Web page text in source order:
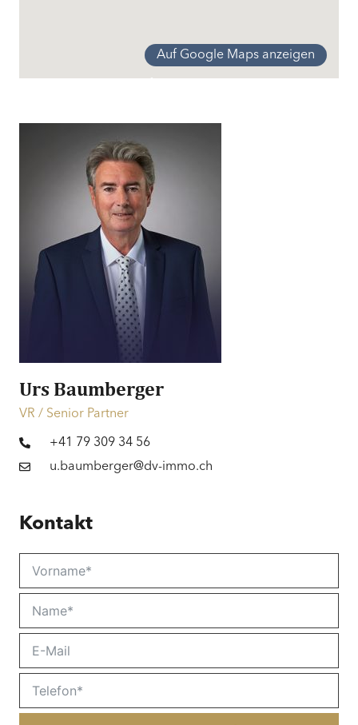
Auf Google Maps anzeigen
Urs Baumberger
VR / Senior Partner
+41 79 309 34 56
u.baumberger@dv-immo.ch
Kontakt